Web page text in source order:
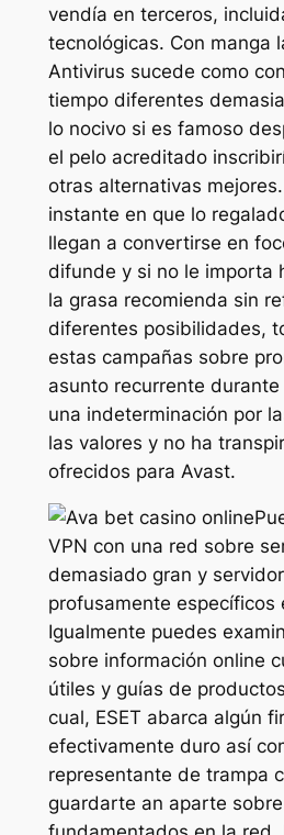
vendía en terceros,
tecnológicas. Con manga
Antivirus sucede como
tiempo diferentes
lo nocivo si es famoso
el pelo acreditado
otras alternativas
instante en que lo
llegan a convertirse en
difunde y si no le importa
la grasa recomienda sin
diferentes posibilidades,
estas campañas sobre
asunto recurrente
una indeterminación por
las valores y no ha
ofrecidos para Avast.
VPN con una red sobre
demasiado gran y
profusamente especí­ficos
Igualmente puedes
sobre información online
útiles y guías de
cual, ESET abarca algún
efectivamente duro así­
representante de trampa
guardarte an aparte